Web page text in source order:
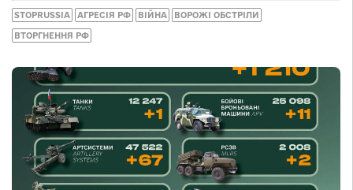
STOPRUSSIA АГРЕСІЯ РФ ВІЙНА ВОРОЖІ ОБСТРІЛИ
ВТОРГНЕННЯ РФ